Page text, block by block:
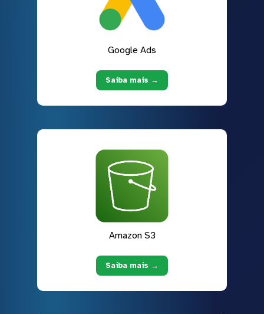
Google Ads
Saiba mais →
Amazon S3
Saiba mais →